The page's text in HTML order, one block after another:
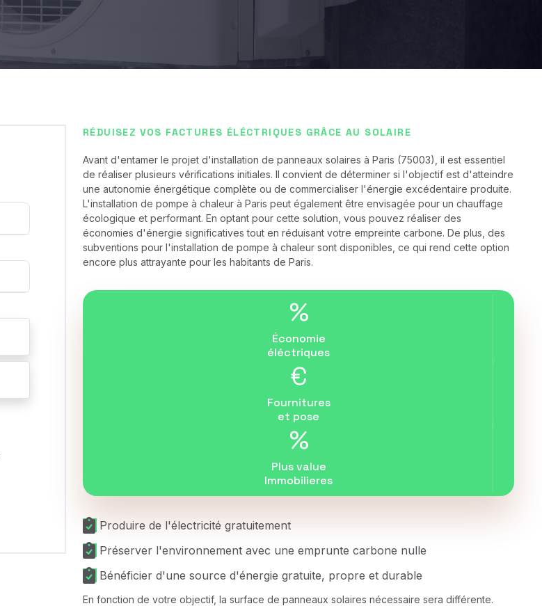
RÉDUISEZ VOS FACTURES ÉLÉCTRIQUES GRÂCE AU SOLAIRE
Avant d'entamer le projet d'installation de panneaux solaires à Paris (75003), il est essentiel
de réaliser plusieurs vérifications initiales. Il convient de déterminer si l'objectif est d'atteindre
une autonomie énergétique complète ou de commercialiser l'énergie excédentaire produite.
L'installation de pompe à chaleur à Paris peut également être envisagée pour un chauffage
écologique et performant. En optant pour cette solution, vous pouvez réaliser des
économies d'énergie significatives tout en réduisant votre empreinte carbone. De plus, des
subventions pour l'installation de pompe à chaleur sont disponibles, ce qui rend cette option
encore plus attrayante pour les habitants de Paris.
%
Économie
éléctriques
€
Fournitures
et pose
%
Plus value
Immobilieres
Produire de l'électricité gratuitement
Préserver l'environnement avec une emprunte carbone nulle
Bénéficier d'une source d'énergie gratuite, propre et durable
En fonction de votre objectif, la surface de panneaux solaires nécessaire sera différente.